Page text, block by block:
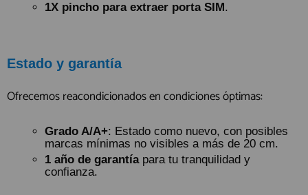
1X pincho para extraer porta SIM.
Estado y garantía
Ofrecemos reacondicionados en condiciones óptimas:
Grado A/A+: Estado como nuevo, con posibles
marcas mínimas no visibles a más de 20 cm.
1 año de garantíapara tu tranquilidad y
confianza.